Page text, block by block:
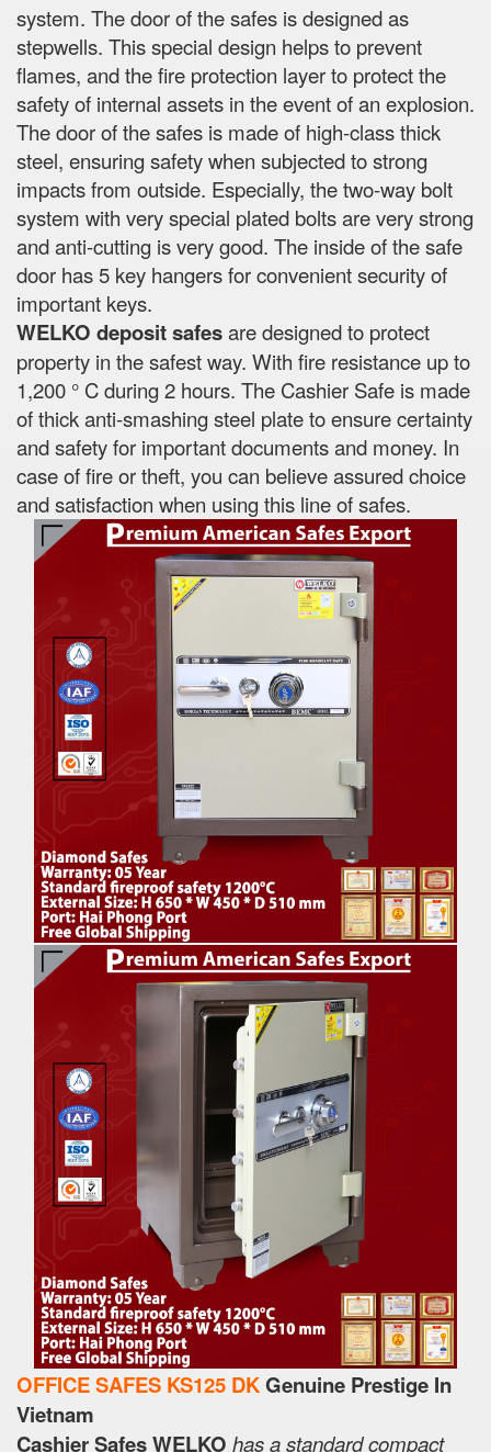
system. The door of the safes is designed as
stepwells. This special design helps to prevent
flames, and the fire protection layer to protect the
safety of internal assets in the event of an explosion.
The door of the safes is made of high-class thick
steel, ensuring safety when subjected to strong
impacts from outside. Especially, the two-way bolt
system with very special plated bolts are very strong
and anti-cutting is very good. The inside of the safe
door has 5 key hangers for convenient security of
important keys.
WELKO deposit safesare designed to protect
property in the safest way. With fire resistance up to
1,200 ° C during 2 hours. The Cashier Safe is made
of thick anti-smashing steel plate to ensure certainty
and safety for important documents and money. In
case of fire or theft, you can believe assured choice
and satisfaction when using this line of safes.
OFFICE SAFES KS125 DKGenuine Prestige In
Vietnam
Cashier Safes WELKO has a standard compact